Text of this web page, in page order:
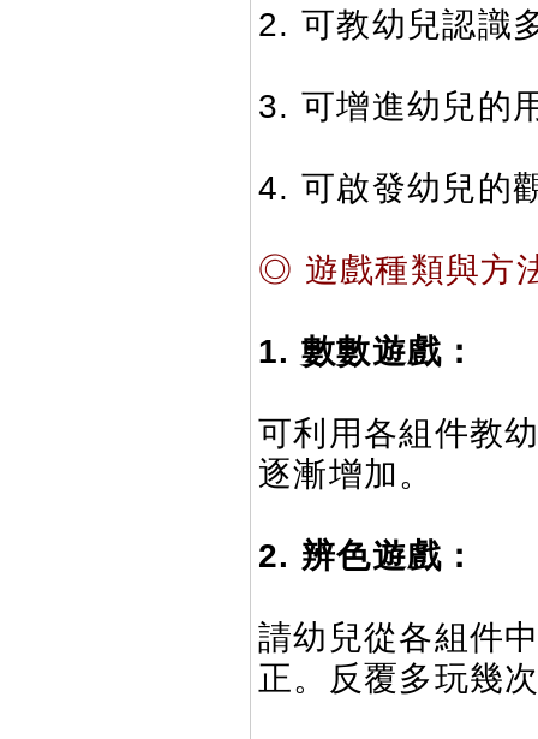
2. 可教幼兒認識
3. 可增進幼兒的
4. 可啟發幼兒的
◎ 遊戲種類與方
1. 數數遊戲：
可利用各組件教
逐漸增加。
2. 辨色遊戲：
請幼兒從各組件
正。反覆多玩幾